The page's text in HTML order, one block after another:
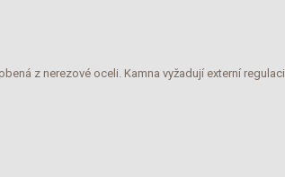
z nerezové oceli. Kamna vyžadují externí regulaci.